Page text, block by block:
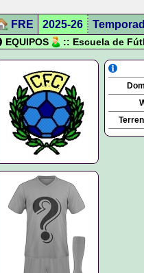
FRE 2025-26
EQUIPOS
:: Escuela de